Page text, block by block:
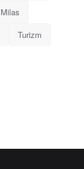
Milas
Turizm